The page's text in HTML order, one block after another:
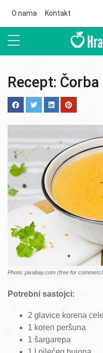
O nama Kontakt
Recept:
Photo: pixabay.com (free for
Potrebni sastojci:
2 glavice korena
1 koren peršuna
1 šargarepa